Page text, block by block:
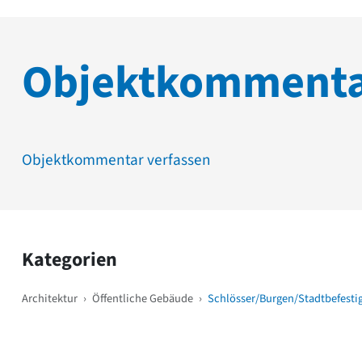
Objektkommentar verfassen
Kategorien
Architektur › Öffentliche Gebäude › Schlösser/Burgen/